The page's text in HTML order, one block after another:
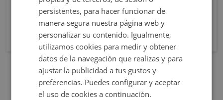
persistentes, para hacer funcionar de
manera segura nuestra página web y
personalizar su contenido. Igualmente,
utilizamos cookies para medir y obtener
datos de la navegación que realizas y para
ajustar la publicidad a tus gustos y
preferencias. Puedes configurar y aceptar
el uso de cookies a continuación.